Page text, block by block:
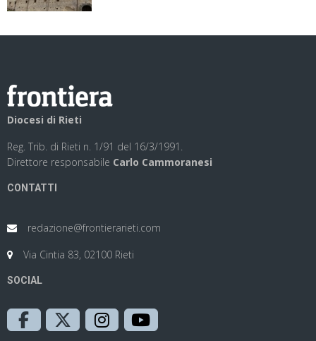
Diocesi di Rieti
Reg. Trib. di Rieti n. 1/91 del 16/3/1991.
Direttore responsabile Carlo Cammoranesi
CONTATTI
redazione@frontierarieti.com
Via Cintia 83, 02100 Rieti
SOCIAL